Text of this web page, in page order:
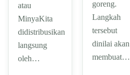
atau
MinyaKita
didistribusikan
langsung
oleh…
goreng.
Langkah
tersebut
dinilai akan
membuat…